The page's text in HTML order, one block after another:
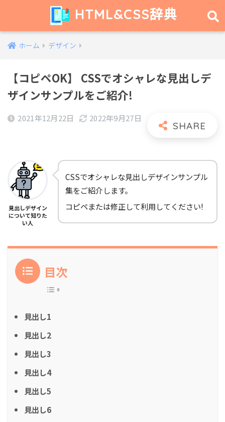
HTML&CSS辞典
ホーム デザイン
【コピペOK】 CSSでオシャレな見出しデ
ザインサンプルをご紹介!
2021年12月22日 2022年9月27日
見出しデザイン
について知りた
い人
CSSでオシャレな見出しデザインサンプル
集をご紹介します。
コピペまたは修正して利用してください!
目次
見出し1
見出し2
見出し3
見出し4
見出し5
見出し6